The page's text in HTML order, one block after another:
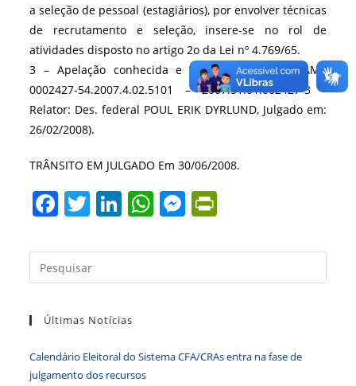
a seleção de pessoal (estagiários), por envolver técnicas
de recrutamento e seleção, insere-se no rol de
atividades disposto no artigo 2o da Lei nº 4.769/65.
3 – Apelação conhecida e desprovida.(TRF2 – AMS
0002427-54.2007.4.02.5101 – 2007.51.01.002427-3 -
Relator: Des. federal POUL ERIK DYRLUND, Julgado em:
26/02/2008).
TRÂNSITO EM JULGADO Em 30/06/2008.
F
c
e
o
o
T
itt
er
Li
k
e
n
W
at
s
p
M
ss
e
er
tF
ri
dl
a
Últimas Notícias
Calendário Eleitoral do Sistema CFA/CRAs entra na fase de
julgamento dos recursos